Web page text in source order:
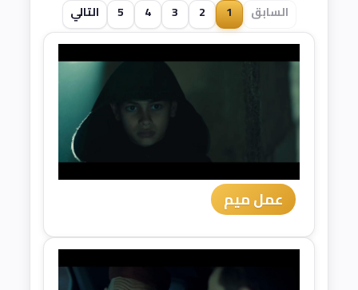
السابق 1
2
3
4
5 التالي
عمل ميم